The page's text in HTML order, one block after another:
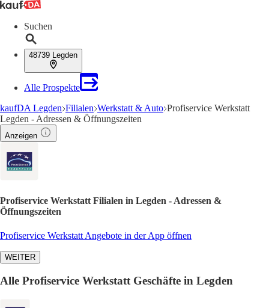
Suchen
48739 Legden
Alle Prospekte
kaufDA Legden Filialen Werkstatt & Auto Profiservice Werkstatt
Legden - Adressen & Öffnungszeiten
Anzeigen
Profiservice Werkstatt Filialen in Legden - Adressen &
Öffnungszeiten
Profiservice Werkstatt Angebote in der App öffnen
WEITER
Alle Profiservice Werkstatt Geschäfte in Legden